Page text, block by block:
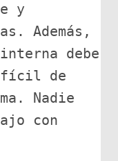
y
Además,
debe
de
Nadie
con